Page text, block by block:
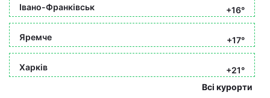
Івано-Франківськ +16°
Яремче +17°
Харків
+21°
Всі курорти